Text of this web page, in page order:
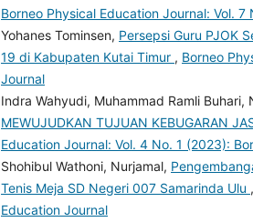
Borneo Physical Education Journal: Vol.
Yohanes Tominsen, Persepsi Guru PJOK
19 di Kabupaten Kutai Timur , Borneo
Journal
Indra Wahyudi, Muhammad Ramli Buhari,
MEWUJUDKAN TUJUAN KEBUGARAN
Education Journal: Vol. 4 No. 1 (2023):
Shohibul Wathoni, Nurjamal,
Tenis Meja SD Negeri 007 Samarinda Ulu ,
Education Journal